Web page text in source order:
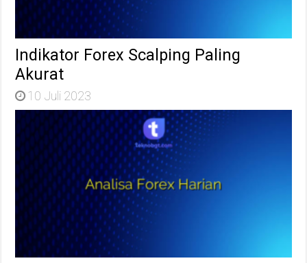
Indikator Forex Scalping Paling
Akurat
10 Juli 2023